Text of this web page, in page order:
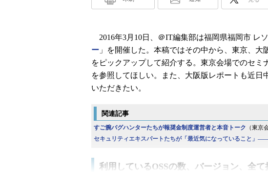
2016年3月10日、＠IT編集部は福岡県福岡市 レ
ー 」を開催した。本稿ではその中から、東京、
をピックアップして紹介する。東京会場でのセ
を参照してほしい。また、大阪版レポートも近日
いただきたい。
関連記事
すご腕バグハンターたちが報奨金制度運営者と本音トーク （東京
セキュリティエキスパートたちが「最近気になっていること」
利用しているOSSの数、バージョン、全